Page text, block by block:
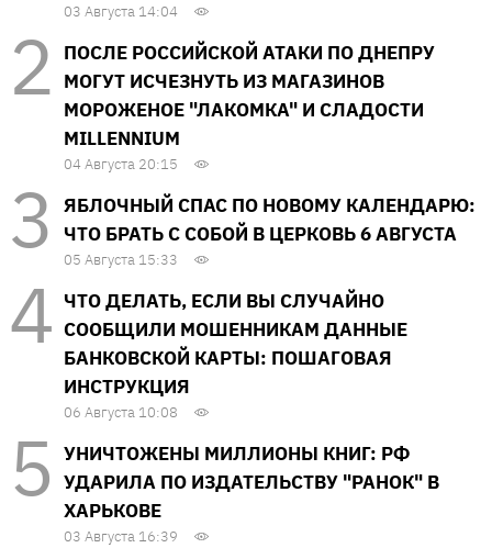
03 Августа 14:04
ПОСЛЕ РОССИЙСКОЙ АТАКИ ПО ДНЕПРУ
МОГУТ ИСЧЕЗНУТЬ ИЗ МАГАЗИНОВ
МОРОЖЕНОЕ "ЛАКОМКА" И СЛАДОСТИ
MILLENNIUM
04 Августа 20:15
ЯБЛОЧНЫЙ СПАС ПО НОВОМУ КАЛЕНДАРЮ:
ЧТО БРАТЬ С СОБОЙ В ЦЕРКОВЬ 6 АВГУСТА
05 Августа 15:33
ЧТО ДЕЛАТЬ, ЕСЛИ ВЫ СЛУЧАЙНО
СООБЩИЛИ МОШЕННИКАМ ДАННЫЕ
БАНКОВСКОЙ КАРТЫ: ПОШАГОВАЯ
ИНСТРУКЦИЯ
06 Августа 10:08
УНИЧТОЖЕНЫ МИЛЛИОНЫ КНИГ: РФ
УДАРИЛА ПО ИЗДАТЕЛЬСТВУ "РАНОК" В
ХАРЬКОВЕ
03 Августа 16:39